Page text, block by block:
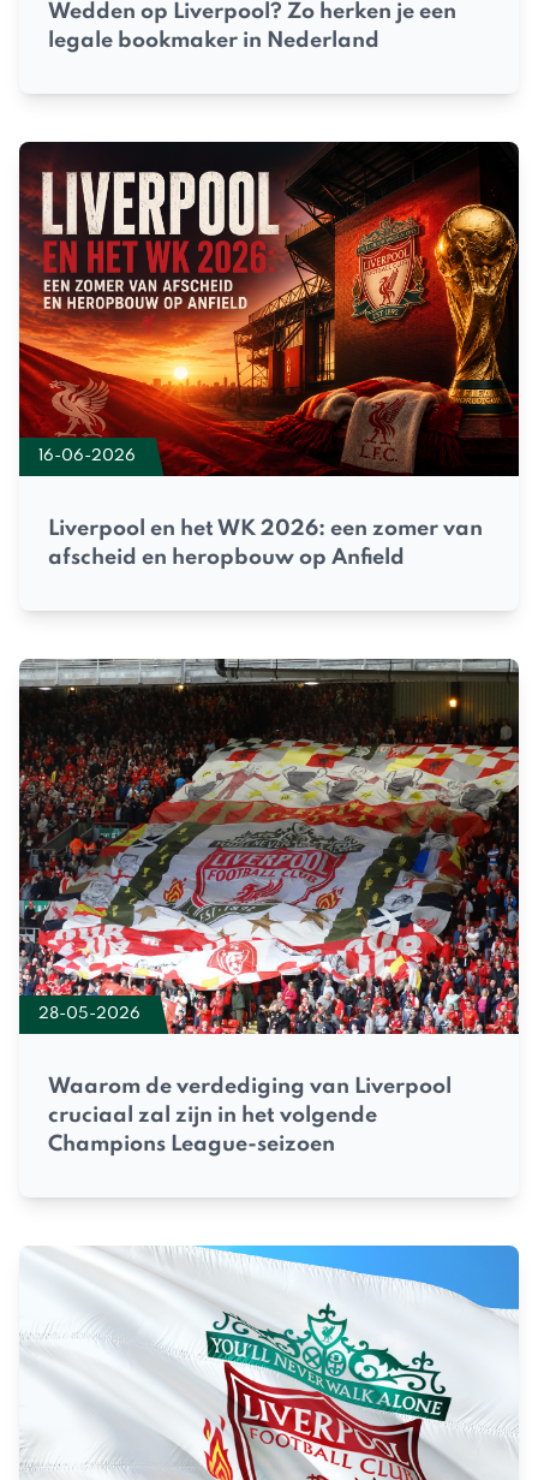
Wedden op Liverpool? Zo herken je een
legale bookmaker in Nederland
16-06-2026
Liverpool en het WK 2026: een zomer van
afscheid en heropbouw op Anfield
28-05-2026
Waarom de verdediging van Liverpool
cruciaal zal zijn in het volgende
Champions League-seizoen